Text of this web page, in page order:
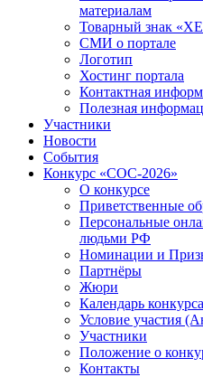
материалам
Товарный знак
СМИ о портале
Логотип
Хостинг портала
Контактная
Полезная
Участники
Новости
События
Конкурс «СОС-2026»
О конкурсе
Приветственные
Персональные
людьми РФ
Номинации и
Партнёры
Жюри
Календарь конкурса
Условие участия
Участники
Положение о
Контакты